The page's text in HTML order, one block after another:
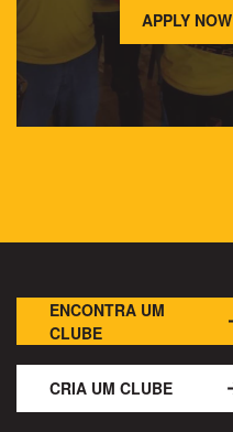
APPLY NOW
ENCONTRA UM
CLUBE
CRIA UM CLUBE